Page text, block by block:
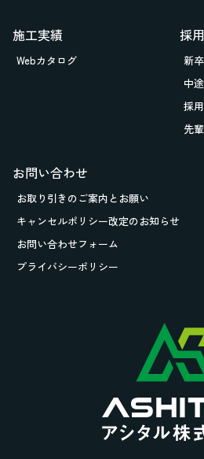
施工実績
Webカタログ
採
新
中
採
先
お問い合わせ
お取り引きのご案内とお願い
キャンセルポリシー改定のお知らせ
お問い合わせフォーム
プライバシーポリシー